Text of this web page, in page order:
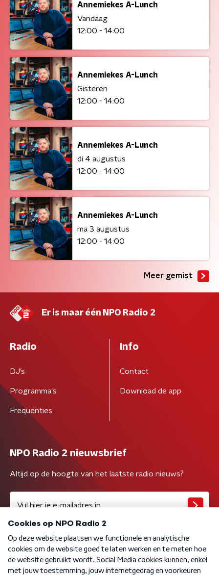
Annemiekes A-Lunch
Vandaag
12:00 - 14:00
Annemiekes A-Lunch
Gisteren
12:00 - 14:00
Annemiekes A-Lunch
di 4 augustus
12:00 - 14:00
Annemiekes A-Lunch
ma 3 augustus
12:00 - 14:00
Meer gemist
Er is maar één NPO Radio 2
Radio
DJ’s
Programma's
Frequenties
Info
Contact
Download de app
NPO Radio 2 nieuwsbrief
Altijd op de hoogte van het laatste radio nieuws?
Algemene voorwaarden